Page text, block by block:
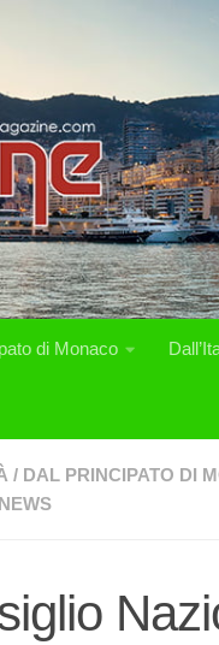
di Monaco
/ DAL PRINCIPATO DI